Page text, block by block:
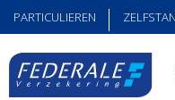
PARTICULIEREN